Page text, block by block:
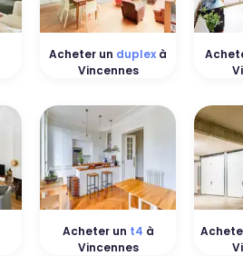
Acheter un duplex à
Vincennes
Acheter un t4 à
Vincennes